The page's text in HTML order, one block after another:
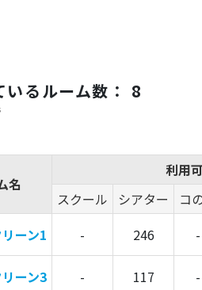
いるルーム数： 8
名
利用
スクール
シアター コ
ーン1
- 246 -
ーン3 - 117 -